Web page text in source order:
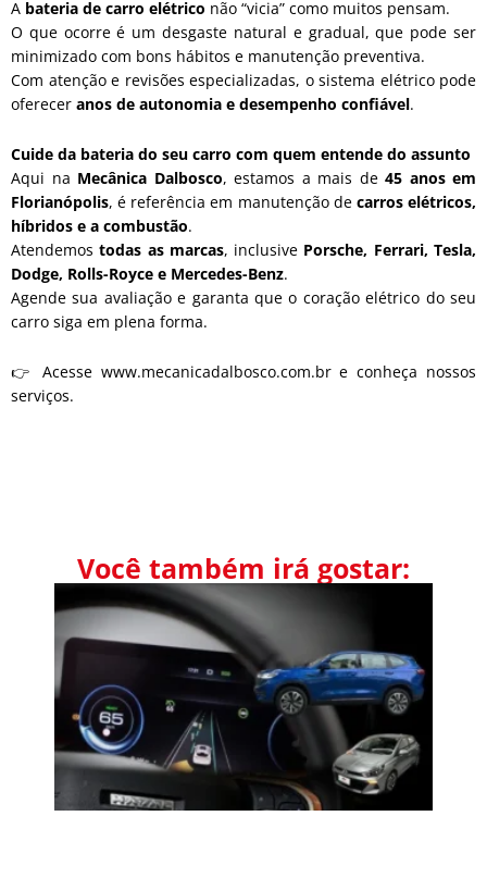
A bateria de carro elétrico não “vicia” como muitos pensam.
O que ocorre é um desgaste natural e gradual, que pode ser
minimizado com bons hábitos e manutenção preventiva.
Com atenção e revisões especializadas, o sistema elétrico pode
oferecer anos de autonomia e desempenho confiável.
Cuide da bateria do seu carro com quem entende do assunto
Aqui na Mecânica Dalbosco, estamos a mais de 45 anos em
Florianópolis, é referência em manutenção de carros elétricos,
híbridos e a combustão.
Atendemostodas as marcas, inclusive Porsche, Ferrari, Tesla,
Dodge, Rolls-Royce e Mercedes-Benz.
Agende sua avaliação e garanta que o coração elétrico do seu
carro siga em plena forma.
👉 Acesse www.mecanicadalbosco.com.br e conheça nossos
serviços.
Você também irá gostar: